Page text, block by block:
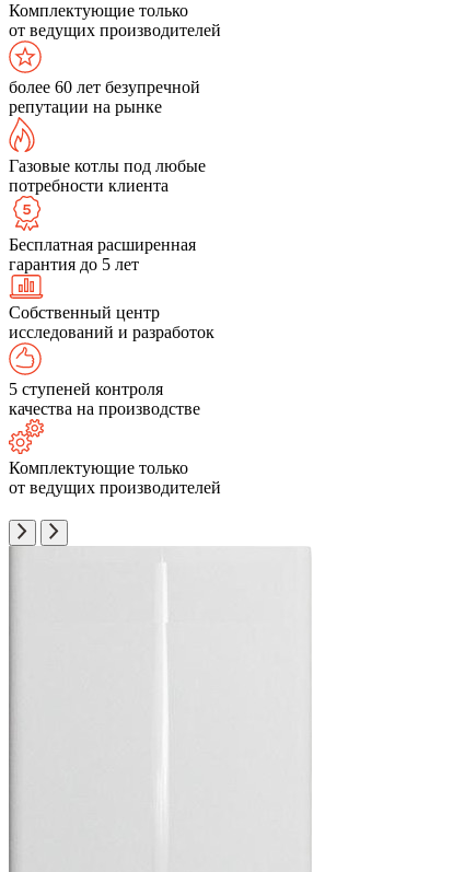
Комплектующие только
от ведущих производителей
более 60 лет безупречной
репутации на рынке
Газовые котлы под любые
потребности клиента
Бесплатная расширенная
гарантия до 5 лет
Собственный центр
исследований и разработок
5 ступеней контроля
качества на производстве
Комплектующие только
от ведущих производителей